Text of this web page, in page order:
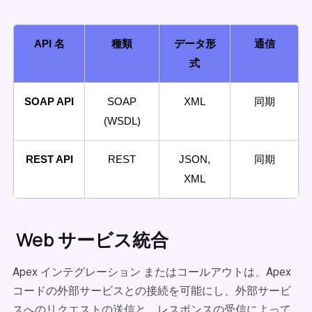
API 名 種類
データ形
式
通信
SOAP API
SOAP
(WSDL)
XML 同期
REST API REST
JSON,
XML
同期
Web サービス統合
Apex インテグレーション またはコールアウトは、Apex
コードの外部サービスとの接続を可能にし、外部サービ